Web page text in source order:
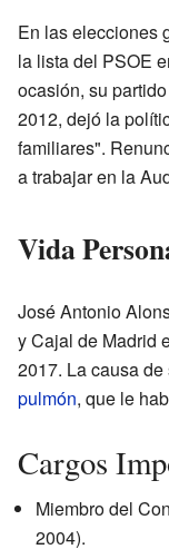
En las elecciones
la lista del PSOE
ocasión, su
2012, dejó la
familiares".
a trabajar en la
Vida
José Antonio
y Cajal de Madrid
2017. La causa
pulmón, que le
Cargos
Miembro del
2004).